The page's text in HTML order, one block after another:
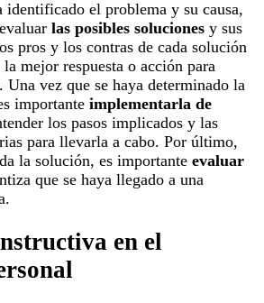
identificado el problema y su causa,
las posibles soluciones y sus
pros y los contras de cada solución
mejor respuesta o acción para
Una vez que se haya determinado la
importante implementarla de
los pasos implicados y las
para llevarla a cabo. Por último,
la solución, es importante evaluar
que se haya llegado a una
en el